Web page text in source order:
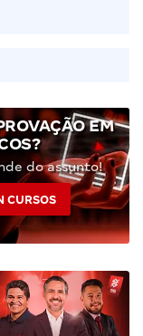
EM
do assunto!
CURSOS